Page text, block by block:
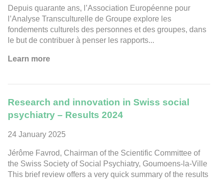
Depuis quarante ans, l’Association Européenne pour
l’Analyse Transculturelle de Groupe explore les
fondements culturels des personnes et des groupes, dans
le but de contribuer à penser les rapports...
Learn more
Research and innovation in Swiss social
psychiatry – Results 2024
24 January 2025
Jérôme Favrod, Chairman of the Scientific Committee of
the Swiss Society of Social Psychiatry, Goumoens-la-Ville
This brief review offers a very quick summary of the results